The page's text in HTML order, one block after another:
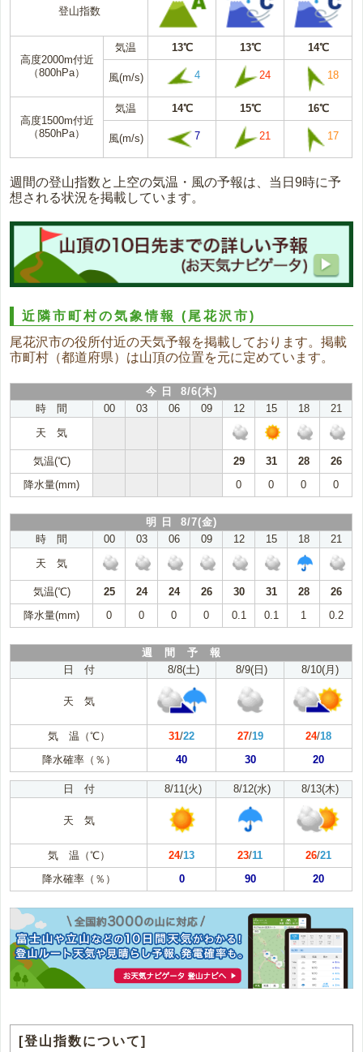
登山指数
高度2000m付近
（800hPa）
気温 13℃ 13℃ 14℃
風(m/s) 4 24 18
高度1500m付近
（850hPa）
気温 14℃ 15℃ 16℃
風(m/s) 7 21 17
週間の登山指数と上空の気温・風の予報は、当日9時に予
想される状況を掲載しています。
近隣市町村の気象情報(尾花沢市)
尾花沢市の役所付近の天気予報を掲載しております。掲載
市町村（都道府県）は山頂の位置を元に定めています。
今 日 8/6(木)
時 間
00 03 06 09 12 15 18
21
天 気
気温(℃) 29 31 28
26
降水量(mm)
0 0 0 0
明 日 8/7(金)
時 間
00 03 06 09 12 15 18
21
天 気
気温(℃) 25 24 24 26 30 31 28
26
降水量(mm)
0 0 0 0 0.1 0.1 1 0.2
週 間 予 報
日 付
8/8(土) 8/9(日) 8/10(月)
天 気
気 温（℃） 31/22 27/19 24/18
降水確率（％）
40 30 20
日 付 8/11(火) 8/12(水) 8/13(木)
天 気
気 温（℃） 24/13 23/11 26/21
降水確率（％）
0 90 20
[登山指数について]